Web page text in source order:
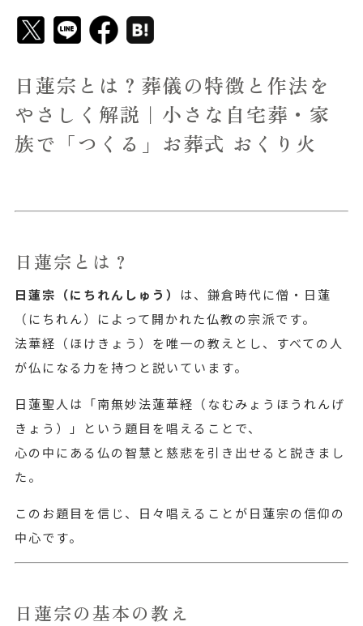
日蓮宗とは？葬儀の特徴と作法を
やさしく解説｜小さな自宅葬・家
族で「つくる」お葬式 おくり火
日蓮宗とは？
日蓮宗（にちれんしゅう） は、鎌倉時代に僧・日蓮
（にちれん）によって開かれた仏教の宗派です。
法華経（ほけきょう）を唯一の教えとし、すべての人
が仏になる力を持つと説いています。
日蓮聖人は「南無妙法蓮華経（なむみょうほうれんげ
きょう）」という題目を唱えることで、
心の中にある仏の智慧と慈悲を引き出せると説きまし
た。
このお題目を信じ、日々唱えることが日蓮宗の信仰の
中心です。
日蓮宗の基本の教え